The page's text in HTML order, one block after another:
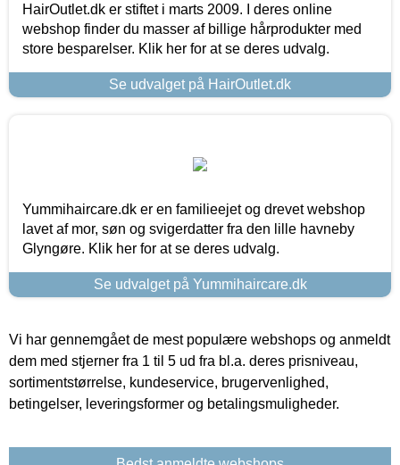
HairOutlet.dk er stiftet i marts 2009. I deres online
webshop finder du masser af billige hårprodukter med
store besparelser. Klik her for at se deres udvalg.
Se udvalget på HairOutlet.dk
Yummihaircare.dk er en familieejet og drevet webshop
lavet af mor, søn og svigerdatter fra den lille havneby
Glyngøre. Klik her for at se deres udvalg.
Se udvalget på Yummihaircare.dk
Vi har gennemgået de mest populære webshops og anmeldt
dem med stjerner fra 1 til 5 ud fra bl.a. deres prisniveau,
sortimentstørrelse, kundeservice, brugervenlighed,
betingelser, leveringsformer og betalingsmuligheder.